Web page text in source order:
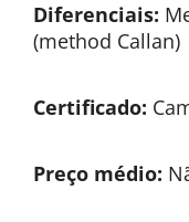
Diferenciais:
(method Callan)
Certificado:
Preço médio: